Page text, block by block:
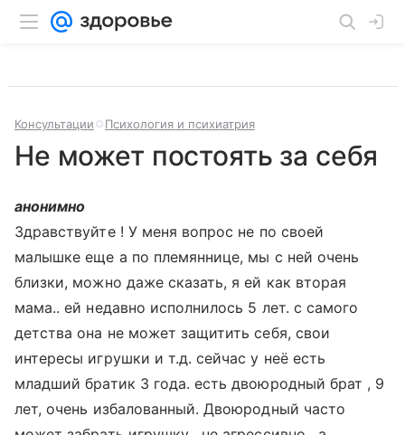
Консультации Психология и психиатрия
Не может постоять за себя
анонимно
Здравствуйте ! У меня вопрос не по своей
малышке еще а по племяннице, мы с ней очень
близки, можно даже сказать, я ей как вторая
мама.. ей недавно исполнилось 5 лет. с самого
детства она не может защитить себя, свои
интересы игрушки и т.д. сейчас у неё есть
младший братик 3 года. есть двоюродный брат , 9
лет, очень избалованный. Двоюродный часто